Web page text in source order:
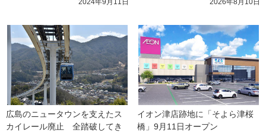
広島のニュータウンを支えたス
カイレール廃止　全踏破してき
イオン津店跡地に「そよら津桜
橋」9月11日オープン